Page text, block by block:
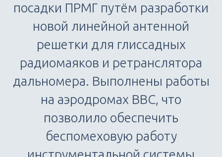
посадки ПРМГ путём разработки
новой линейной антенной
решетки для глиссадных
радиомаяков и ретранслятора
дальномера. Выполнены работы
на аэродромах ВВС, что
позволило обеспечить
беспомеховую работу